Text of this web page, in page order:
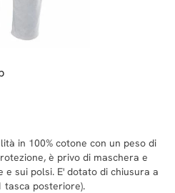
in 100% cotone con un peso di
è privo di maschera e
sui polsi. E' dotato di chiusura a
tasca posteriore).